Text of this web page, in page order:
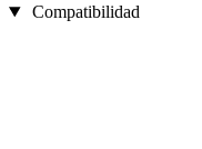
Compatibilidad